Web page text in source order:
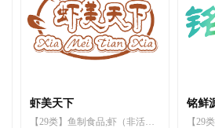
虾美天下
【29类】鱼制食品;虾（非活）;虾松;虾酱;龙虾（非活）;贝壳类动物（非活）;多刺龙虾（非活）;小龙虾（非活）;鱼罐头;腌制水果
铭鲜